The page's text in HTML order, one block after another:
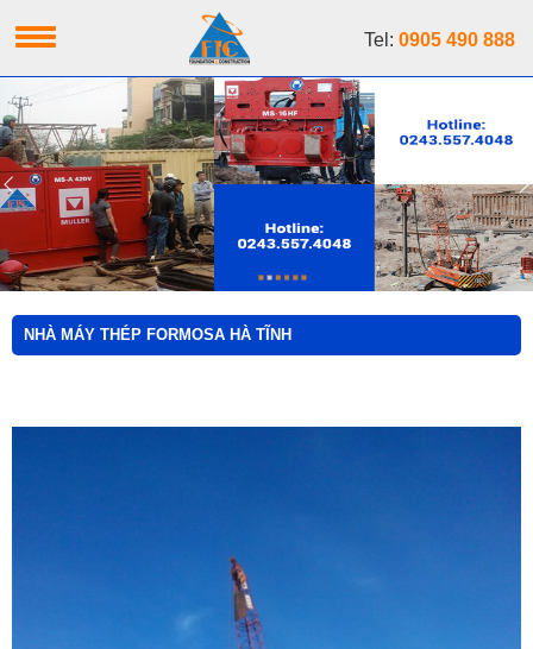
Tel: 0905 490 888
NHÀ MÁY THÉP FORMOSA HÀ TĨNH